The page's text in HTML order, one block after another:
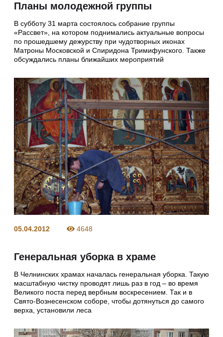
Планы молодежной группы
В субботу 31 марта состоялось собрание группы
«Рассвет», на котором поднимались актуальные вопросы
по прошедшему дежурству при чудотворных иконах
Матроны Московской и Спиридона Тримифунского. Также
обсуждались планы ближайших мероприятий
05.04.2012 4648
Генеральная уборка в храме
В Челнинских храмах началась генеральная уборка. Такую
масштабную чистку проводят лишь раз в год – во время
Великого поста перед вербным воскресением. Так и в
Свято-Вознесенском соборе, чтобы дотянуться до самого
верха, установили леса